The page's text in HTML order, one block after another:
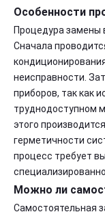
Особенности
Процедура замены
Сначала
неисправности.
приборов, так как
труднодоступном
этого
герметичности
процесс требует
Можно ли
Самостоятельная